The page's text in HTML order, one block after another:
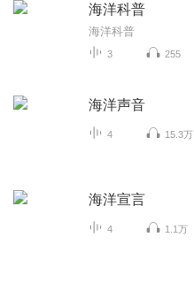
海洋科普
海洋科普
3 255
海洋声音
4 15.3万
海洋宣言
4 1.1万